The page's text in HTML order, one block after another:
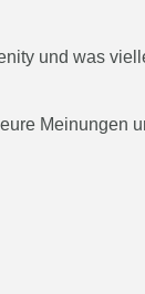
und was
Meinungen